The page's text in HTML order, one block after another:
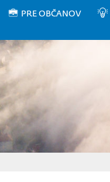
PRE OBČANOV